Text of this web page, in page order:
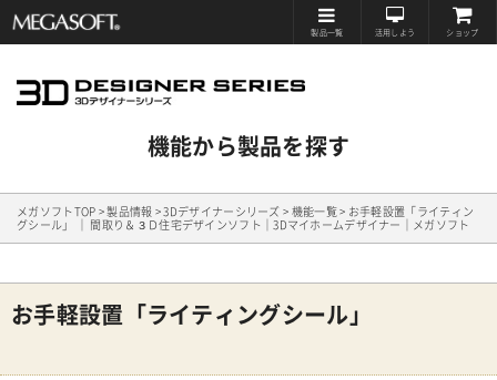
フト株
製品一覧 活用しよう ショップ
機能から製品を探す
メガソフトTOP > 製品情報 > 3Dデザイナーシリーズ > 機能一覧> お手軽設置「ライティン
グシール」 ｜ 間取り＆３Ｄ住宅デザインソフト｜3Dマイホームデザイナー｜メガソフト
お手軽設置「ライティングシール」